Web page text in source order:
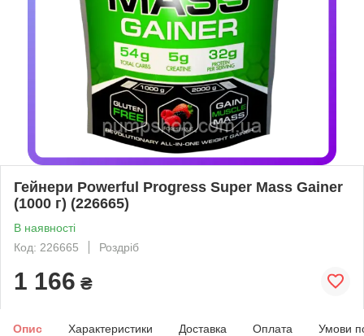
Гейнери Powerful Progress Super Mass Gainer
(1000 г) (226665)
В наявності
Код: 226665
Роздріб
1 166 ₴
Опис Характеристики Доставка Оплата Умови